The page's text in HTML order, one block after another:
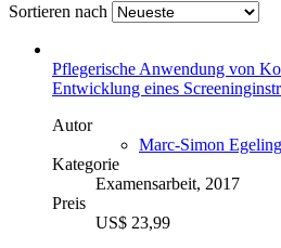
Sortieren nach
Pflegerische Anwendung von
Entwicklung eines
Autor
Marc-Simon
Kategorie
Examensarbeit, 2017
Preis
US$ 23,99